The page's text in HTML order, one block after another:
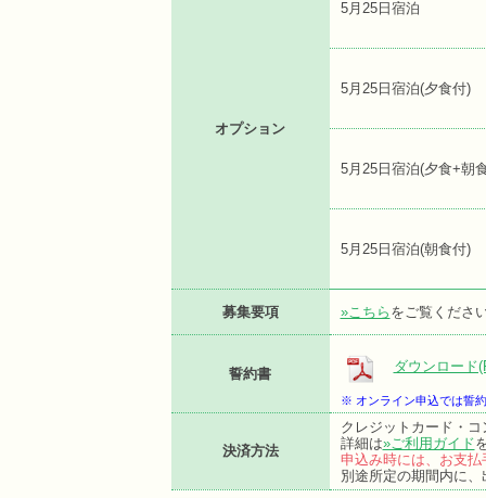
オプション
5月25日宿泊
5月25日宿泊(夕食付)
5月25日宿泊(夕食+朝
5月25日宿泊(朝食付)
募集要項 »こちら をご覧くださ
誓約書 ダウンロード
※ オンライン申込では誓
決済方法
クレジットカード・
詳細は»ご利用ガイド
申込み時には、お支
別途所定の期間内に